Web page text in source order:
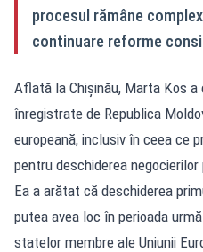
procesul rămâne
continuare reforme
Aflată la Chișinău, Marta Kos
înregistrate de Republica
europeană, inclusiv în ceea ce
pentru deschiderea
Ea a arătat că deschiderea
putea avea loc în perioada
statelor membre ale Uniunii